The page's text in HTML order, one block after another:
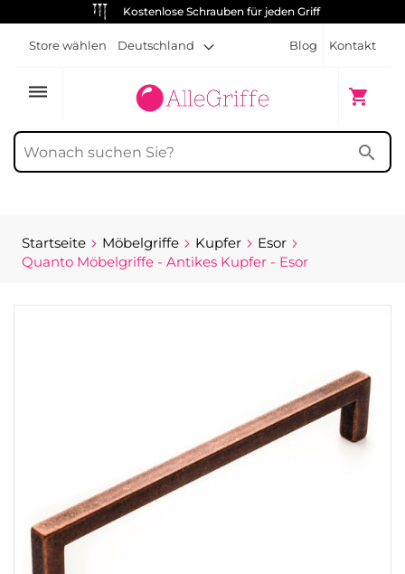
Kostenlose Schrauben für jeden Griff
Blog Kontakt
Store wählen Deutschland
dehaze shopping_cart
Mein
search
Startseite Möbelgriffe Kupfer
Esor
Quanto Möbelgriffe - Antikes Kupfer - Esor